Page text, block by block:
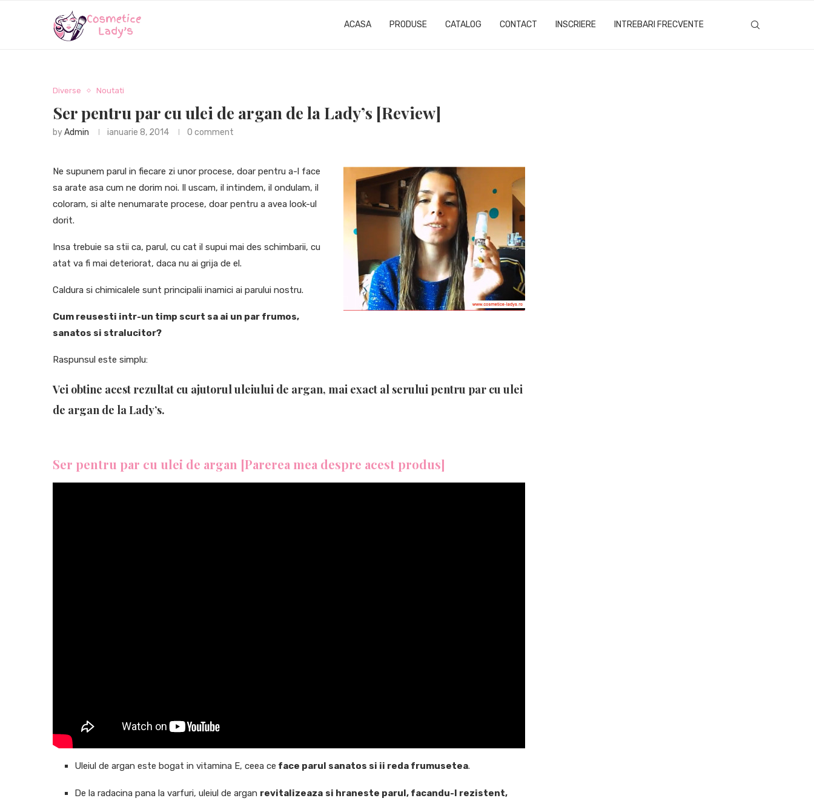
ACASA PRODUSE CATALOG CONTACT INSCRIERE INTREBARI FRECVENTE
Diverse Noutati
Ser pentru par cu ulei de argan de la Lady’s [Review]
byAdmin ianuarie 8, 2014 0 comment
Ne supunem parul in fiecare zi unor procese, doar pentru a-l face
sa arate asa cum ne dorim noi. Il uscam, il intindem, il ondulam, il
coloram, si alte nenumarate procese, doar pentru a avea look-ul
dorit.
Insa trebuie sa stii ca, parul, cu cat il supui mai des schimbarii, cu
atat va fi mai deteriorat, daca nu ai grija de el.
Caldura si chimicalele sunt principalii inamici ai parului nostru.
Cum reusesti intr-un timp scurt sa ai un par frumos,
sanatos si stralucitor?
Raspunsul este simplu:
Vei obtine acest rezultat cu ajutorul uleiului de argan, mai exact al serului pentru par cu ulei
de argan de la Lady’s.
Ser pentru par cu ulei de argan [Parerea mea despre acest produs]
Uleiul de argan este bogat in vitamina E, ceea ce face parul sanatos si ii reda frumusetea.
De la radacina pana la varfuri, uleiul de argan revitalizeaza si hraneste parul, facandu-l rezistent,